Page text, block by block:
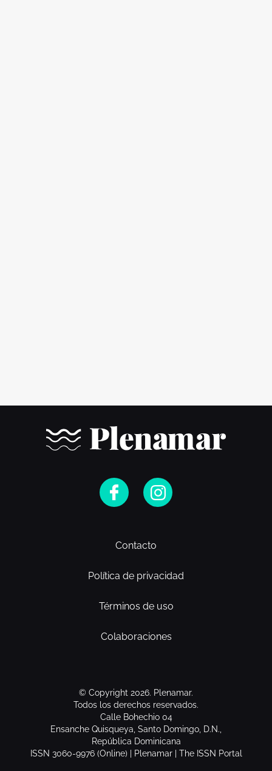
Contacto
Política de privacidad
Términos de uso
Colaboraciones
© Copyright 2026. Plenamar.
Todos los derechos reservados.
Calle Bohechio 04
Ensanche Quisqueya, Santo Domingo, D.N.,
República Dominicana
ISSN 3060-9976 (Online) | Plenamar | The ISSN Portal